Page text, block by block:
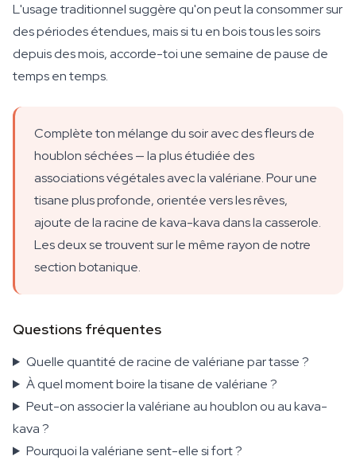
L'usage traditionnel suggère qu'on peut la consommer sur
des périodes étendues, mais si tu en bois tous les soirs
depuis des mois, accorde-toi une semaine de pause de
temps en temps.
Complète ton mélange du soir avec des fleurs de
houblon séchées — la plus étudiée des
associations végétales avec la valériane. Pour une
tisane plus profonde, orientée vers les rêves,
ajoute de la racine de kava-kava dans la casserole.
Les deux se trouvent sur le même rayon de notre
section botanique.
Questions fréquentes
Quelle quantité de racine de valériane par tasse ?
À quel moment boire la tisane de valériane ?
Peut-on associer la valériane au houblon ou au kava-
kava ?
Pourquoi la valériane sent-elle si fort ?